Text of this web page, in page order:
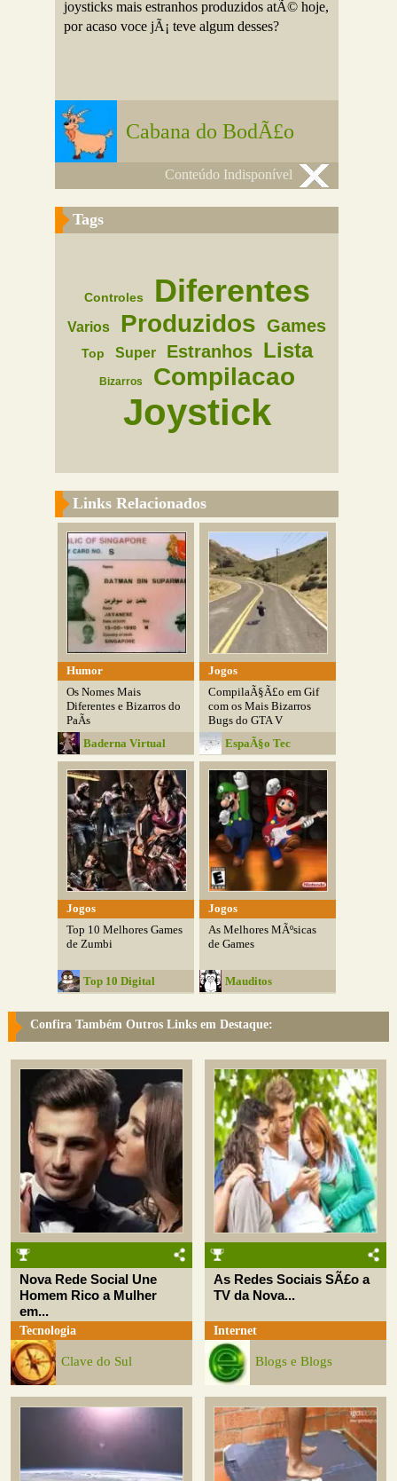
joysticks mais estranhos produzidos atÃ© hoje,
por acaso voce jÃ¡ teve algum desses?
Cabana do BodÃ£o
Conteúdo Indisponível
Tags
Controles Diferentes
Varios Produzidos Games
Top Super Estranhos Lista
Bizarros Compilacao
Joystick
Links Relacionados
Humor
Os Nomes Mais
Diferentes e Bizarros do
PaÃ­s
Baderna Virtual
Jogos
CompilaÃ§Ã£o em Gif
com os Mais Bizarros
Bugs do GTA V
EspaÃ§o Tec
Jogos
Top 10 Melhores Games
de Zumbi
Top 10 Digital
Jogos
As Melhores MÃºsicas
de Games
Mauditos
Confira Também Outros Links em Destaque:
Nova Rede Social Une
Homem Rico a Mulher
em...
Tecnologia
Clave do Sul
As Redes Sociais SÃ£o a
TV da Nova...
Internet
Blogs e Blogs